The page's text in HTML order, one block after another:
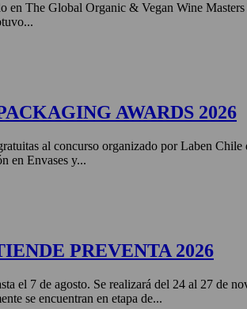
en The Global Organic & Vegan Wine
AWARDS 2026
al concurso organizado por Laben
en Envases y...
PREVENTA 2026
el 7 de agosto. Se realizará del 24 al 27 de
se encuentran en etapa de...